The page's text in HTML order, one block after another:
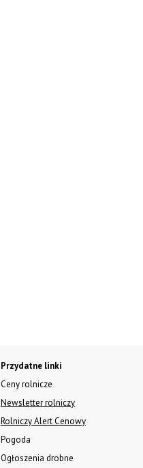
Przydatne linki
Ceny rolnicze
Newsletter rolniczy
Rolniczy Alert Cenowy
Pogoda
Ogłoszenia drobne